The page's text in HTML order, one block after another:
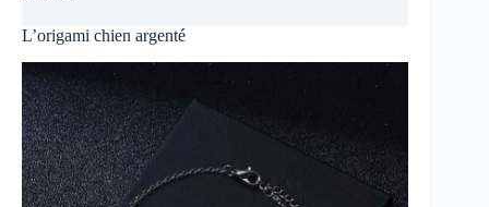
L’origami chien argenté